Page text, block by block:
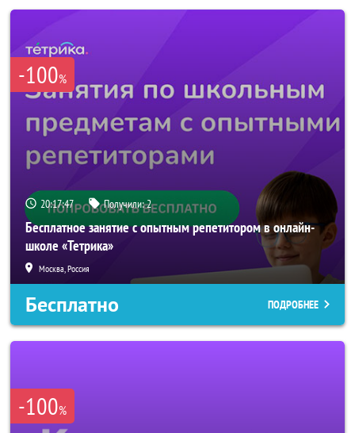
-100%
20:17:45 Получили:2
Бесплатное занятие с опытным репетитором в онлайн-
школе «Тетрика»
Москва, Россия
Бесплатно ПОДРОБНЕЕ
-100%